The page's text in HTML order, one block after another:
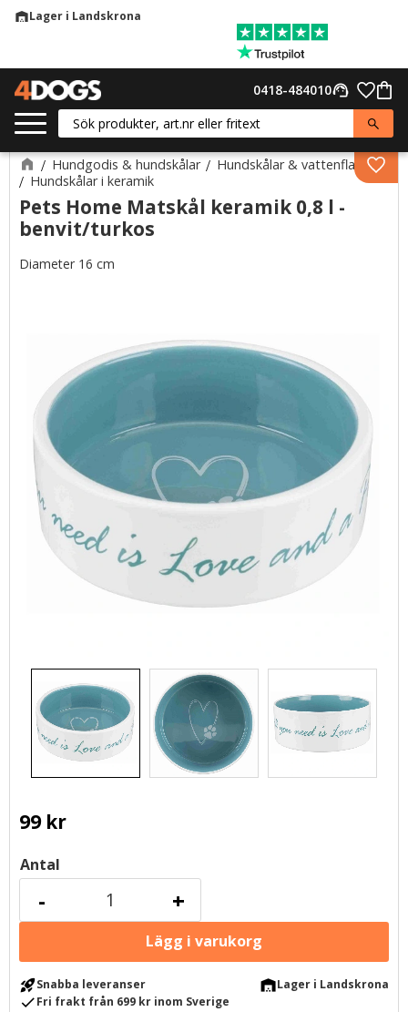
warehouseLager i Landskrona
support_agent
0418-484010
Hundgodis & hundskålar
Hundskålar & vattenflaskor
Hundskålar i keramik
Pets Home Matskål keramik 0,8 l -
benvit/turkos
Diameter 16 cm
99kr
Antal
+
-
rocket_launchSnabba leveranser warehouseLager i Landskrona
checkFri frakt från 699 kr inom Sverige